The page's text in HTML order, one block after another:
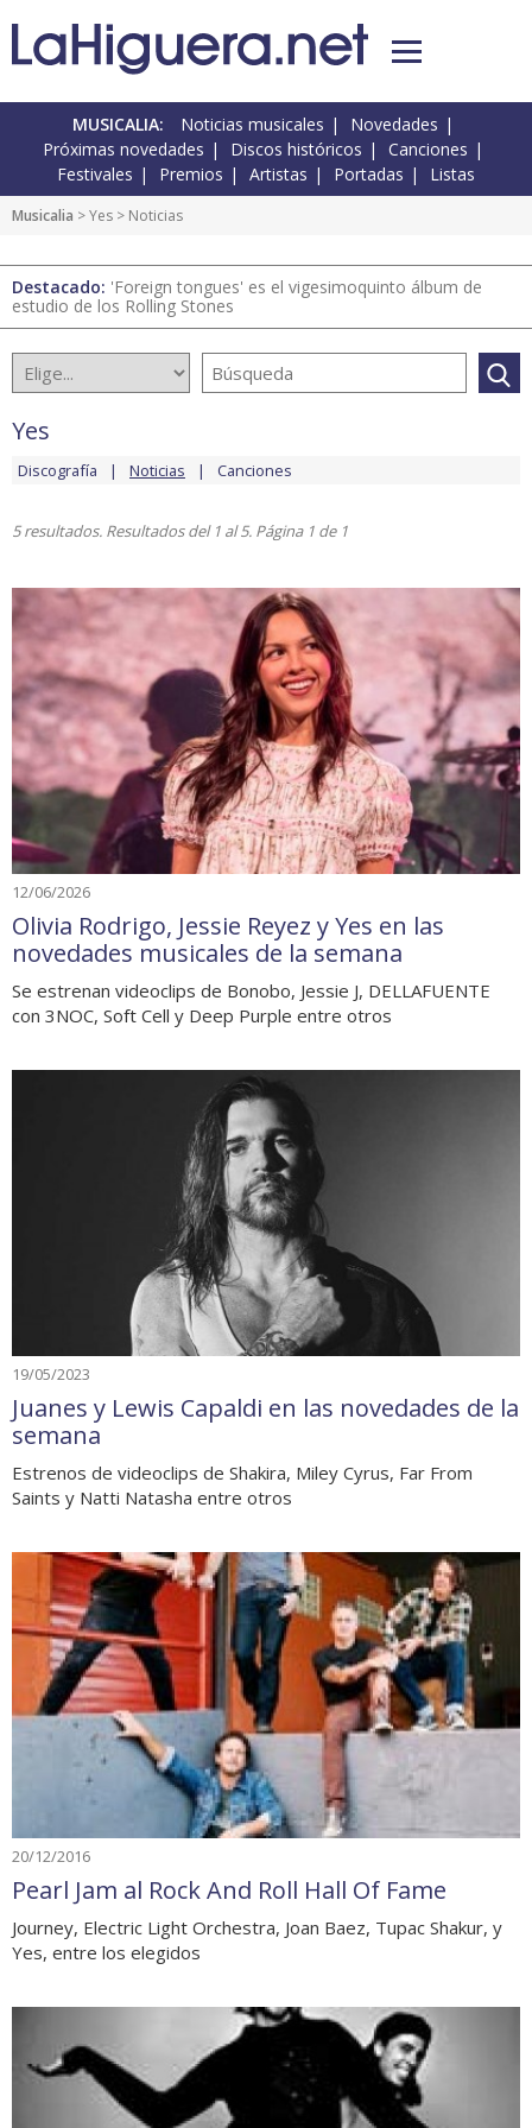
MUSICALIA: Noticias musicales
Novedades
Próximas novedades
Discos históricos
Canciones
Festivales
Premios Artistas Portadas Listas
Musicalia >Yes > Noticias
Destacado: 'Foreign tongues' es el vigesimoquinto álbum de
estudio de los Rolling Stones
Yes
Discografía Noticias Canciones
5 resultados. Resultados del 1 al 5. Página 1 de 1
12/06/2026
Olivia Rodrigo, Jessie Reyez y Yes en las
novedades musicales de la semana
Se estrenan videoclips de Bonobo, Jessie J, DELLAFUENTE
con 3NOC, Soft Cell y Deep Purple entre otros
19/05/2023
Juanes y Lewis Capaldi en las novedades de la
semana
Estrenos de videoclips de Shakira, Miley Cyrus, Far From
Saints y Natti Natasha entre otros
20/12/2016
Pearl Jam al Rock And Roll Hall Of Fame
Journey, Electric Light Orchestra, Joan Baez, Tupac Shakur, y
Yes, entre los elegidos